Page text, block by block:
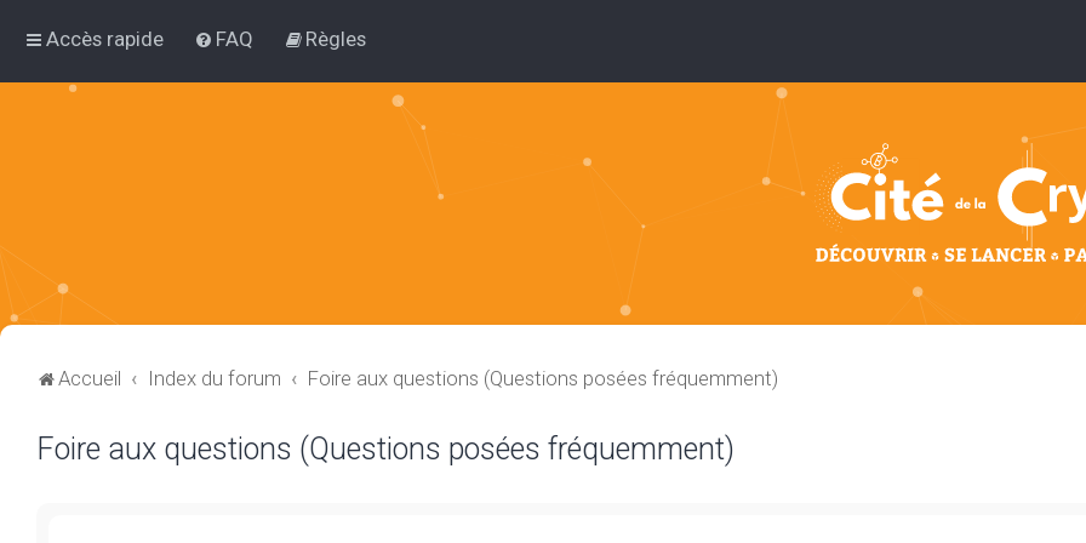
Accès rapide FAQ Règles
Accueil Index du forum Foire aux questions (Questions posées fréquemment)
Foire aux questions (Questions posées fréquemment)